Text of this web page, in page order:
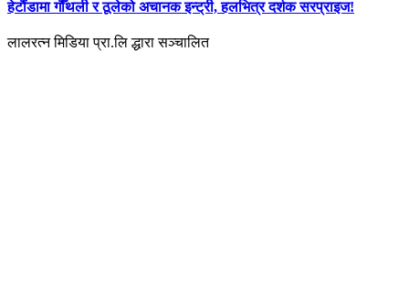
हेटौंडामा गौँथली र ठूलेको अचानक इन्ट्री, हलभित्र दर्शक सरप्राइज!
लालरत्न मिडिया प्रा.लि द्धारा सञ्चालित